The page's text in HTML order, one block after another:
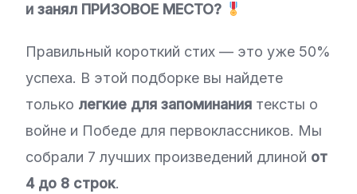
и занял ПРИЗОВОЕ МЕСТО?
Правильный короткий стих — это уже 50%
успеха. В этой подборке вы найдете
только легкие для запоминания тексты о
войне и Победе для первоклассников. Мы
собрали 7 лучших произведений длиной от
4 до 8 строк.